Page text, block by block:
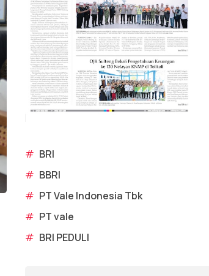
# BRI
# BBRI
# PT Vale Indonesia Tbk
# PT vale
# BRI PEDULI